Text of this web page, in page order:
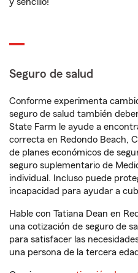
y sencillo!
Seguro de salud
Conforme experimenta
seguro de salud también
State Farm le ayude a
correcta en Redondo Beach,
de planes económicos de
seguro suplementario de
individual. Incluso puede
incapacidad para ayudar a
Hable con Tatiana Dean en
una cotización de seguro de
para satisfacer las
una persona de la tercera